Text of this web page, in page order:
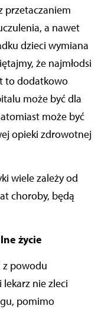
przetaczaniem
a nawet
dzieci wymiana
że najmłodsi
to dodatkowo
może być dla
może być
opieki zdrowotnej
wiele zależy od
choroby, będą
życie
z powodu
lekarz nie zleci
pomimo